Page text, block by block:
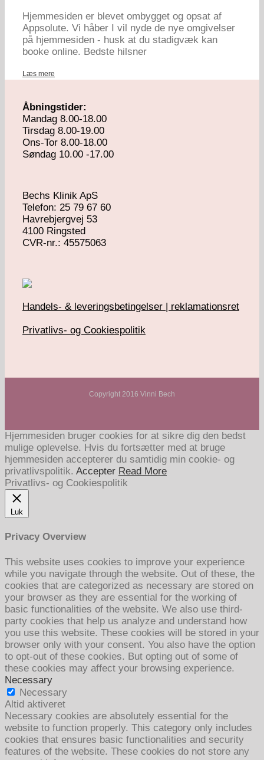
Hjemmesiden er blevet ombygget og opsat af
Appsolute. Vi håber I vil nyde de nye omgivelser
på hjemmesiden - husk at du stadigvæk kan
booke online. Bedste hilsner
Læs mere
Åbningstider:
Mandag 8.00-18.00
Tirsdag 8.00-19.00
Ons-Tor 8.00-18.00
Søndag 10.00 -17.00
Bechs Klinik ApS
Telefon: 25 79 67 60
Havrebjergvej 53
4100 Ringsted
​CVR-nr.: 45575063
Handels- & leveringsbetingelser | reklamationsret
Privatlivs- og Cookiespolitik
Copyright 2016 Vinni Bech
Hjemmesiden bruger cookies for at sikre dig den bedst
mulige oplevelse. Hvis du fortsætter med at bruge
hjemmesiden accepterer du samtidig min cookie- og
privatlivspolitik. Accepter Read More
Privatlivs- og Cookiespolitik
Luk
Privacy Overview
This website uses cookies to improve your experience
while you navigate through the website. Out of these, the
cookies that are categorized as necessary are stored on
your browser as they are essential for the working of
basic functionalities of the website. We also use third-
party cookies that help us analyze and understand how
you use this website. These cookies will be stored in your
browser only with your consent. You also have the option
to opt-out of these cookies. But opting out of some of
these cookies may affect your browsing experience.
Necessary
Necessary
Altid aktiveret
Necessary cookies are absolutely essential for the
website to function properly. This category only includes
cookies that ensures basic functionalities and security
features of the website. These cookies do not store any